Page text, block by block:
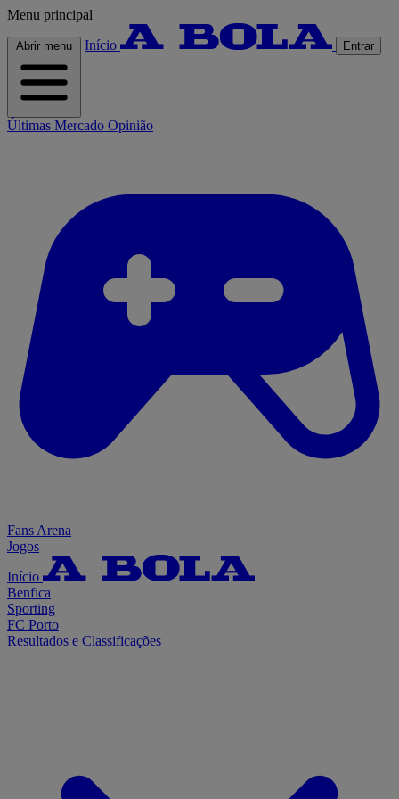
Menu principal
Abrir menu Início Entrar
Últimas Mercado Opinião
Fans Arena
Jogos
Início
Benfica
Sporting
FC Porto
Resultados e Classificações